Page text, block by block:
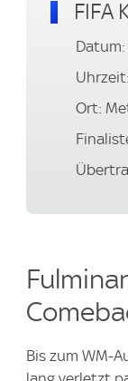
FIFA
Datum:
Ort:
Bis zum WM-